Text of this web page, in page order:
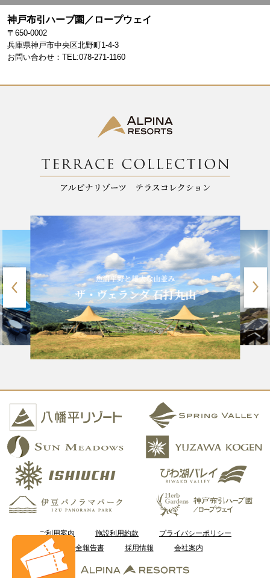
e
k
gr
神戸布引ハーブ園／ロープウェイ
〒650-0002
兵庫県神戸市中央区北野町1-4-3
お問い合わせ：TEL:078-271-1160
魚沼平野と雄大な山並み
ザ・ヴェランダ 石打丸山
ご利用案内 施設利用約款
プライバシーポリシー
安全報告書
採用情報 会社案内